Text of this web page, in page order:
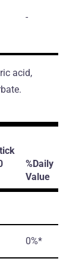
-
acid,
%Daily
Value
0%*